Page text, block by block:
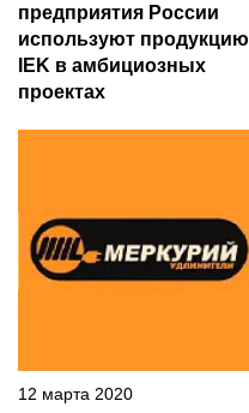
предприятия России
используют продукцию
IEK в амбициозных
проектах
12 марта 2020